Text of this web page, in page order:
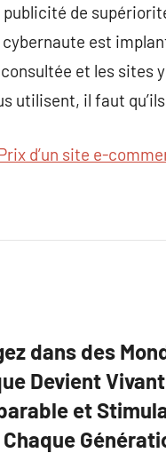
publicité de
est
consultée et les
utilisent, il faut
d’un site e-
dans des
Devient
et